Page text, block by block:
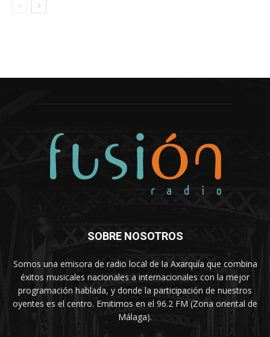
SOBRE NOSOTROS
Somos una emisora de radio local de la Axarquía que combina
éxitos musicales nacionales a internacionales con la mejor
programación hablada, y donde la participación de nuestros
oyentes es el centro. Emitimos en el 96.2 FM (Zona oriental de
Málaga).